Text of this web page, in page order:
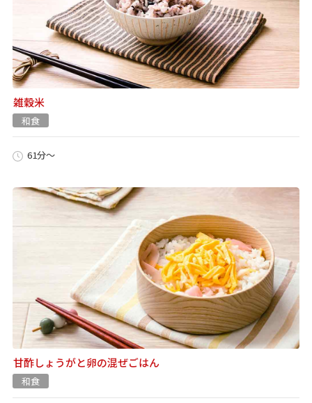
雑穀米
和食
61分～
甘酢しょうがと卵の混ぜごはん
和食